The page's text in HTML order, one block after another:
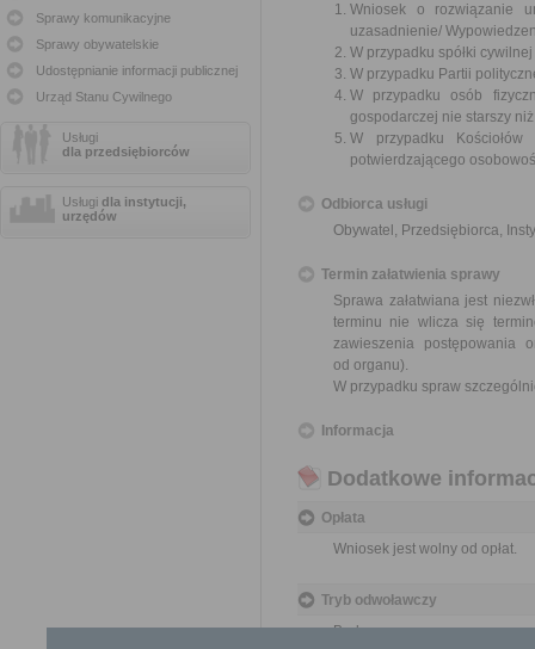
Sprawy komunikacyjne
Sprawy obywatelskie
Udostępnianie informacji publicznej
Urząd Stanu Cywilnego
Usługi
dla przedsiębiorców
Usługi dla instytucji,
urzędów
Wniosek o rozwiązanie
uzasadnienie/
W przypadku spółki
W przypadku Partii
W przypadku osób
gospodarczej nie starszy
W przypadku
potwierdzającego
Odbiorca usługi
Obywatel, Przedsiębiorca,
Termin załatwienia sprawy
Sprawa załatwiana jest
terminu nie wlicza się
zawieszenia postępowania
od organu).
W przypadku spraw
Informacja
Dodatkowe
Opłata
Wniosek jest wolny od opłat.
Tryb odwoławczy
Brak